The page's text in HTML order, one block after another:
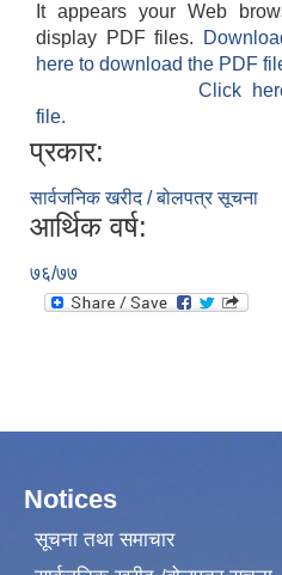
It appears your Web
display PDF files.
here to download the PDF
Click
file.
प्रकार:
सार्वजनिक खरीद / बोलपत्र सूचना
आर्थिक वर्ष:
७६/७७
Notices
सूचना तथा समाचार